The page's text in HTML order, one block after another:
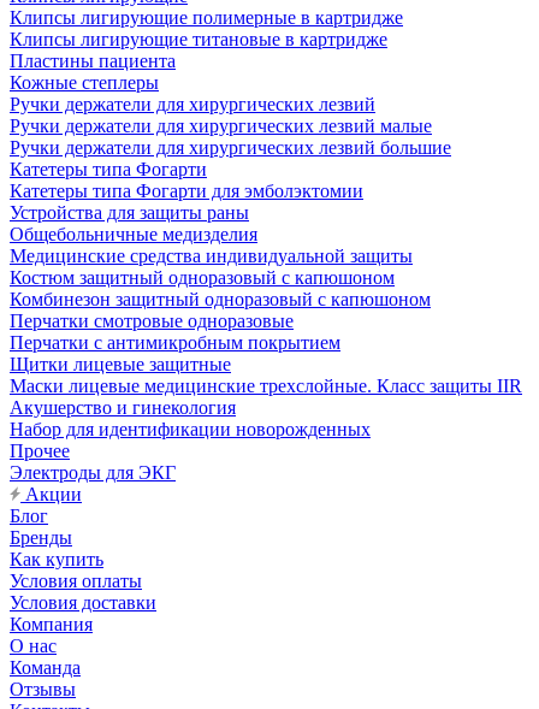
Клипсы лигирующие полимерные в картридже
Клипсы лигирующие титановые в картридже
Пластины пациента
Кожные степлеры
Ручки держатели для хирургических лезвий
Ручки держатели для хирургических лезвий малые
Ручки держатели для хирургических лезвий большие
Катетеры типа Фогарти
Катетеры типа Фогарти для эмболэктомии
Устройства для защиты раны
Общебольничные медизделия
Медицинские средства индивидуальной защиты
Костюм защитный одноразовый с капюшоном
Комбинезон защитный одноразовый с капюшоном
Перчатки смотровые одноразовые
Перчатки с антимикробным покрытием
Щитки лицевые защитные
Маски лицевые медицинские трехслойные. Класс защиты IIR
Акушерство и гинекология
Набор для идентификации новорожденных
Прочее
Электроды для ЭКГ
Акции
Блог
Бренды
Как купить
Условия оплаты
Условия доставки
Компания
О нас
Команда
Отзывы